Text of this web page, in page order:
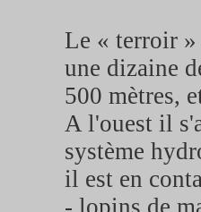
Le « terroir »
une dizaine
500 mètres,
A l'ouest il
système
il est en